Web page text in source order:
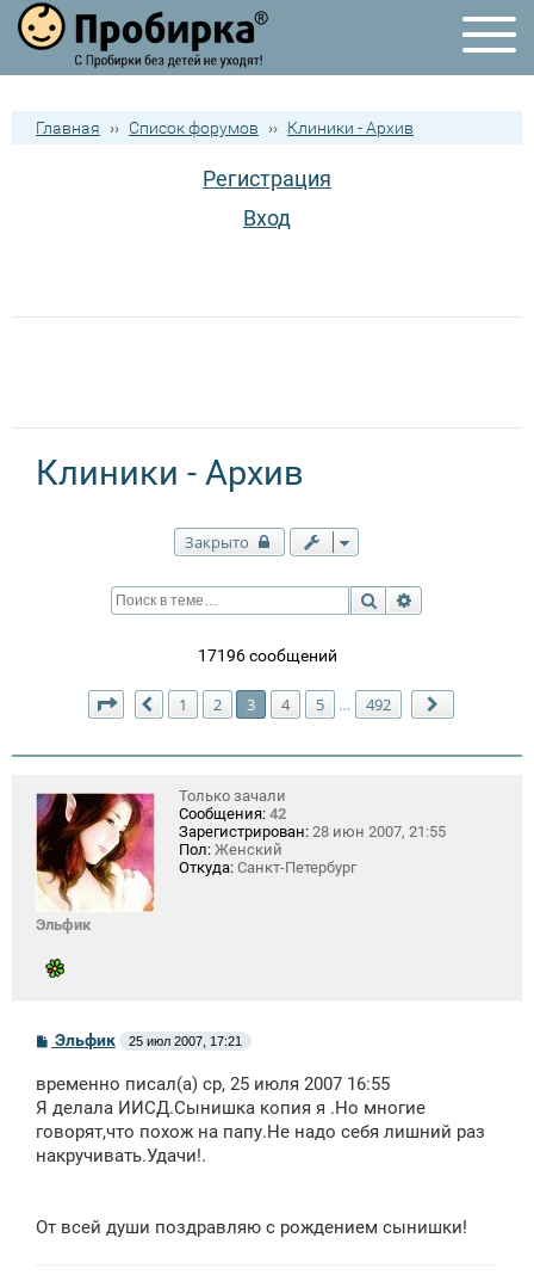
Главная ›› Список форумов ›› Клиники - Архив
Регистрация
Вход
Клиники - Архив
Закрыто
Поиск
17196 сообщений
Страница из 492
Пред.
1 2 3 4 5 … 492
Эльфик
Только зачали
Сообщения: 42
Зарегистрирован: 28 июн 2007, 21:55
Пол: Женский
Откуда: Санкт-Петербург
С
б
щ
е
н
и
Эльфик 25 июл 2007, 17:21
временно писал(а) ср, 25 июля 2007 16:55
Я делала ИИСД.Сынишка копия я .Но многие
говорят,что похож на папу.Не надо себя лишний раз
накручивать.Удачи!.
От всей души поздравляю с рождением сынишки!